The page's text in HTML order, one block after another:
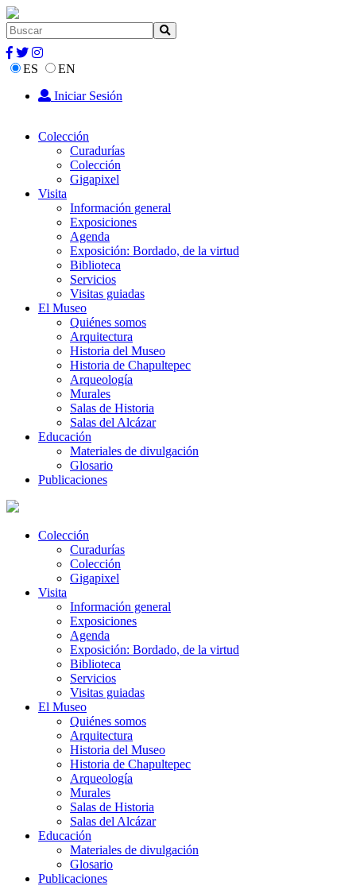
ES
EN
Iniciar Sesión
Colección
Curadurías
Colección
Gigapixel
Visita
Información general
Exposiciones
Agenda
Exposición: Bordado, de la virtud
Biblioteca
Servicios
Visitas guiadas
El Museo
Quiénes somos
Arquitectura
Historia del Museo
Historia de Chapultepec
Arqueología
Murales
Salas de Historia
Salas del Alcázar
Educación
Materiales de divulgación
Glosario
Publicaciones
Colección
Curadurías
Colección
Gigapixel
Visita
Información general
Exposiciones
Agenda
Exposición: Bordado, de la virtud
Biblioteca
Servicios
Visitas guiadas
El Museo
Quiénes somos
Arquitectura
Historia del Museo
Historia de Chapultepec
Arqueología
Murales
Salas de Historia
Salas del Alcázar
Educación
Materiales de divulgación
Glosario
Publicaciones